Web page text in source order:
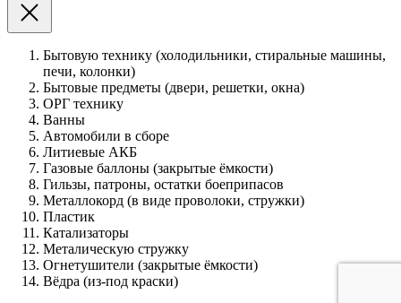
Бытовую технику (холодильники, стиральные машины,
печи, колонки)
Бытовые предметы (двери, решетки, окна)
ОРГ технику
Ванны
Автомобили в сборе
Литиевые АКБ
Газовые баллоны (закрытые ёмкости)
Гильзы, патроны, остатки боеприпасов
Металлокорд (в виде проволоки, стружки)
Пластик
Катализаторы
Металическую стружку
Огнетушители (закрытые ёмкости)
Вёдра (из-под краски)